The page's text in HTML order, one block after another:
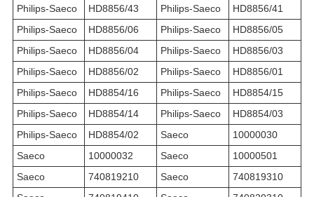
Philips-Saeco
HD8856/43 Philips-Saeco
HD8856/41
Philips-Saeco
HD8856/06 Philips-Saeco
HD8856/05
Philips-Saeco
HD8856/04 Philips-Saeco
HD8856/03
Philips-Saeco
HD8856/02 Philips-Saeco
HD8856/01
Philips-Saeco
HD8854/16 Philips-Saeco
HD8854/15
Philips-Saeco
HD8854/14 Philips-Saeco
HD8854/03
Philips-Saeco
HD8854/02 Saeco
10000030
Saeco
10000032 Saeco
10000501
Saeco
740819210 Saeco
740819310